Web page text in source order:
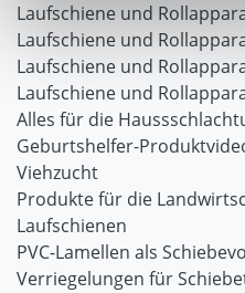
Laufschiene und
Laufschiene und
Laufschiene und
Laufschiene und
Alles für die
Geburtshelfer-
Viehzucht
Produkte für die
Laufschienen
PVC-Lamellen als
Verriegelungen für